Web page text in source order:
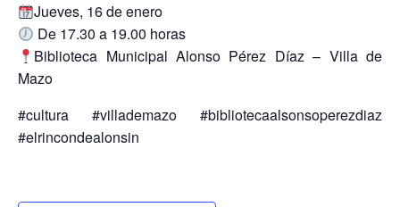
Jueves, 16 de enero
De 17.30 a 19.00 horas
Biblioteca Municipal Alonso Pérez Díaz – Villa de
Mazo
#cultura #villademazo #bibliotecaalsonsoperezdiaz
#elrincondealonsin